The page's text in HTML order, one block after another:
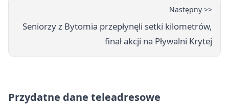
Następny >>
Seniorzy z Bytomia przepłynęli setki kilometrów,
finał akcji na Pływalni Krytej
Przydatne dane teleadresowe